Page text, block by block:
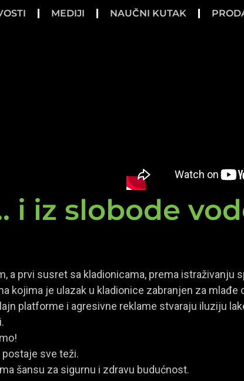
MEDIJI NAUČNI KUTAK
i iz slobode
a prvi susret sa kladionicama, prema istraživanju
kojima je ulazak u kladionice zabranjen za mlađe
platforme i agresivne reklame stvaraju iluziju
sve teži.
šansu za sigurnu i zdravu budućnost.